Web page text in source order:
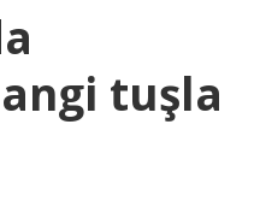
tuşla